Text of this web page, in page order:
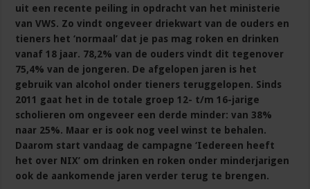
uit een recente peiling in opdracht van het ministerie
van VWS. Zo vindt ongeveer driekwart van de ouders en
tieners het ‘normaal’ dat je pas mag roken en drinken
vanaf 18 jaar. 78,2% van de ouders vindt dit tegenover
75,4% van de jongeren. De afgelopen jaren is het
gebruik van alcohol onder tieners teruggelopen. Sinds
2011 gaat het in de totale groep 12- t/m 16-jarige
scholieren om ongeveer een derde minder: van 38%
naar 25%. Maar er is ook nog veel winst te behalen.
Daarom start vandaag de campagne ‘Iedereen heeft
het over NIX’ om drinken en roken onder minderjarigen
ook de aankomende jaren verder terug te brengen.